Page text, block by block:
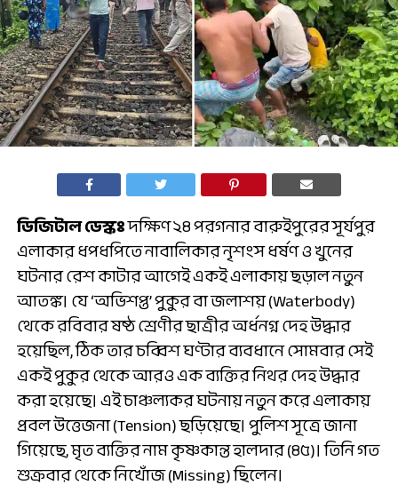
ডিজিটাল ডেস্কঃদক্ষিণ ২৪ পরগনার বারুইপুরের সূর্যপুর
এলাকার ধপধপিতে নাবালিকার নৃশংস ধর্ষণ ও খুনের
ঘটনার রেশ কাটার আগেই একই এলাকায় ছড়াল নতুন
আতঙ্ক। যে ‘অভিশপ্ত’ পুকুর বা জলাশয় (Waterbody)
থেকে রবিবার ষষ্ঠ শ্রেণীর ছাত্রীর অর্ধনগ্ন দেহ উদ্ধার
হয়েছিল, ঠিক তার চব্বিশ ঘণ্টার ব্যবধানে সোমবার সেই
একই পুকুর থেকে আরও এক ব্যক্তির নিথর দেহ উদ্ধার
করা হয়েছে। এই চাঞ্চল্যকর ঘটনায় নতুন করে এলাকায়
প্রবল উত্তেজনা (Tension) ছড়িয়েছে। পুলিশ সূত্রে জানা
গিয়েছে, মৃত ব্যক্তির নাম কৃষ্ণকান্ত হালদার (৪৫)। তিনি গত
শুক্রবার থেকে নিখোঁজ (Missing) ছিলেন।